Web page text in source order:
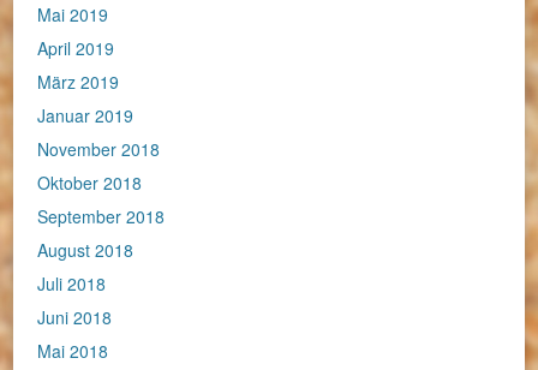
Mai 2019
April 2019
März 2019
Januar 2019
November 2018
Oktober 2018
September 2018
August 2018
Juli 2018
Juni 2018
Mai 2018